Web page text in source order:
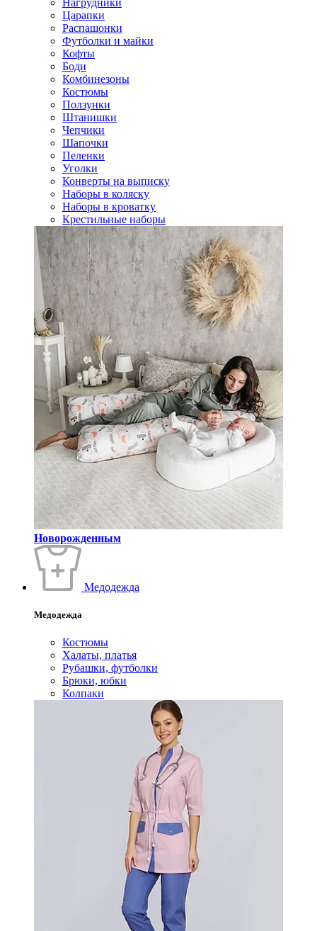
Нагрудники
Царапки
Распашонки
Футболки и майки
Кофты
Боди
Комбинезоны
Костюмы
Ползунки
Штанишки
Чепчики
Шапочки
Пеленки
Уголки
Конверты на выписку
Наборы в коляску
Наборы в кроватку
Крестильные наборы
Новорожденным
Медодежда
Медодежда
Костюмы
Халаты, платья
Рубашки, футболки
Брюки, юбки
Колпаки